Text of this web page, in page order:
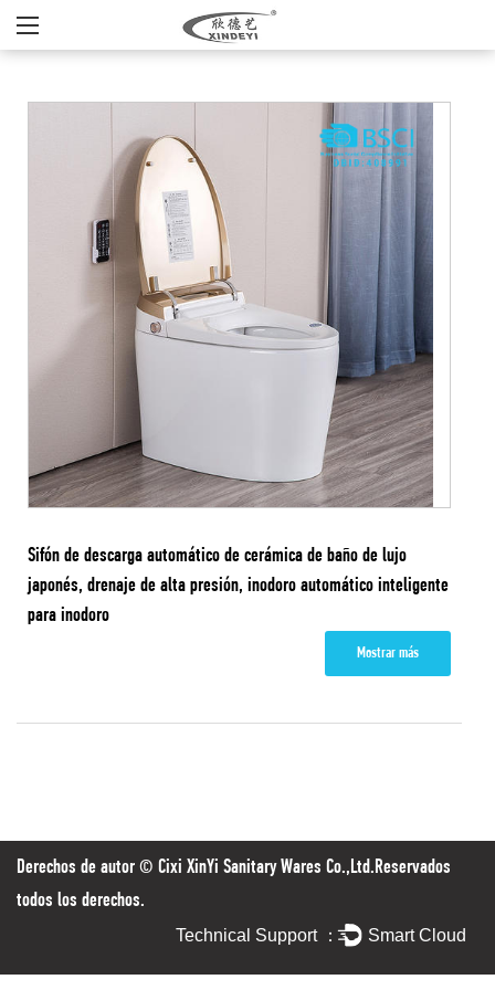
Sifón de descarga automático de cerámica de baño de lujo
japonés, drenaje de alta presión, inodoro automático inteligente
para inodoro
Mostrar más
Derechos de autor © Cixi XinYi Sanitary Wares Co.,Ltd.Reservados
todos los derechos.
Technical Support ： Smart Cloud